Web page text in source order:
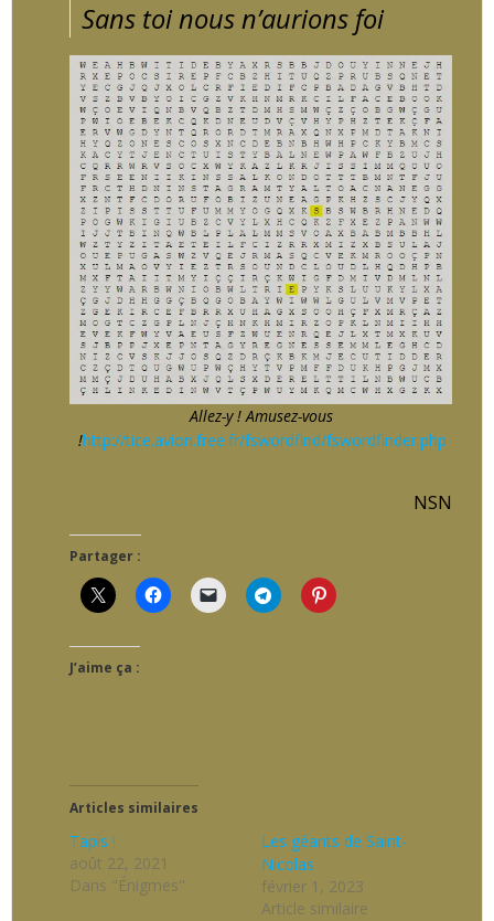
Sans toi nous n’aurions foi
Allez-y ! Amusez-vous
!http://tice.avion.free.fr/fswordfind/fswordfinder.php
NSN
Partager :
J’aime ça :
Articles similaires
Tapis !
août 22, 2021
Dans "Énigmes"
Les géants de Saint-
Nicolas
février 1, 2023
Article similaire